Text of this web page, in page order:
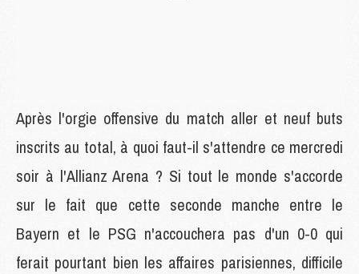
Après l'orgie offensive du match aller et neuf buts
inscrits au total, à quoi faut-il s'attendre ce mercredi
soir à l'Allianz Arena ? Si tout le monde s'accorde
sur le fait que cette seconde manche entre le
Bayern et le PSG n'accouchera pas d'un 0-0 qui
ferait pourtant bien les affaires parisiennes, difficile